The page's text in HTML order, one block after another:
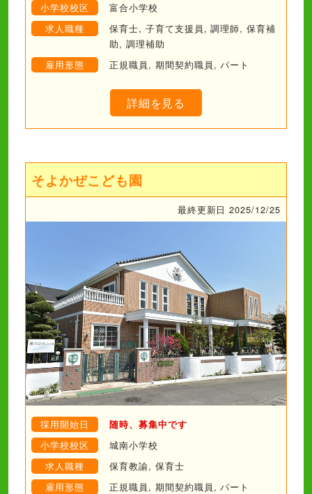
小学校校区
富合小学校
求人職種
保育士, 子育て支援員, 調理師, 保育補
助, 調理補助
雇用形態
正規職員, 期間契約職員, パート
詳細を見る
そよかぜこども園
最終更新日 2025/12/25
採用開始日 随時、募集中です
小学校校区
城南小学校
求人職種
保育教諭, 保育士
雇用形態
正規職員, 期間契約職員, パート